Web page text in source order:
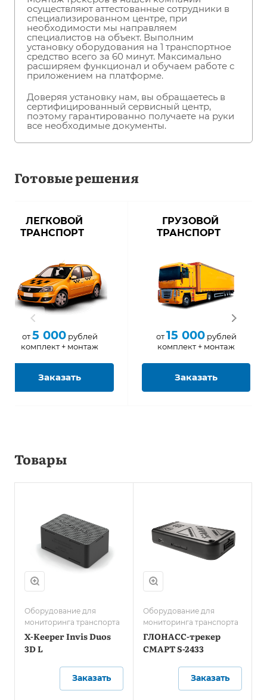
осуществляют аттестованные сотрудники в
специализированном центре, при
необходимости мы направляем
специалистов на объект. Выполним
установку оборудования на 1 транспортное
средство всего за 60 минут. Максимально
расширяем функционал и обучаем работе с
приложением на платформе.
Доверяя установку нам, вы обращаетесь в
сертифицированный сервисный центр,
поэтому гарантированно получаете на руки
все необходимые документы.
Готовые решения
ЛЕГКОВОЙ
ТРАНСПОРТ
от5 000рублей
комплект + монтаж
Заказать
ГРУЗОВОЙ
ТРАНСПОРТ
от15 000рублей
комплект + монтаж
Заказать
Товары
Оборудование для
мониторинга транспорта
X-Keeper Invis Duos
3D L
Заказать
Оборудование для
мониторинга транспорта
ГЛОНАСС-трекер
СМАРТ S-2433
Заказать